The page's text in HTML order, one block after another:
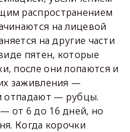
распространением
на лицевой
на другие части
пятен, которые
после они лопаются и
заживления —
отпадают — рубцы.
от 6 до 16 дней, но
Когда корочки